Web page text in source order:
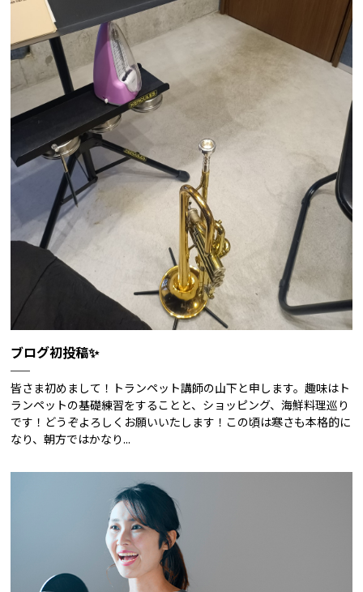
ブログ初投稿✨
皆さま初めまして！トランペット講師の山下と申します。趣味はト
ランペットの基礎練習をすることと、ショッピング、海鮮料理巡り
です！どうぞよろしくお願いいたします！この頃は寒さも本格的に
なり、朝方ではかなり...